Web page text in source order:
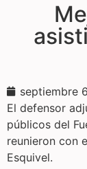
septiembre
El defensor
públicos del
reunieron con
Esquivel.